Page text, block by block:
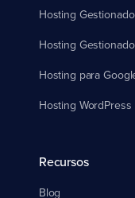
Hosting
Hosting
Hosting para
Hosting
Recursos
Blog